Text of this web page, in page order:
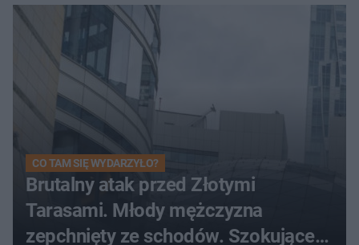
CO TAM SIĘ WYDARZYŁO?
Brutalny atak przed Złotymi
Tarasami. Młody mężczyzna
zepchnięty ze schodów. Szokujące